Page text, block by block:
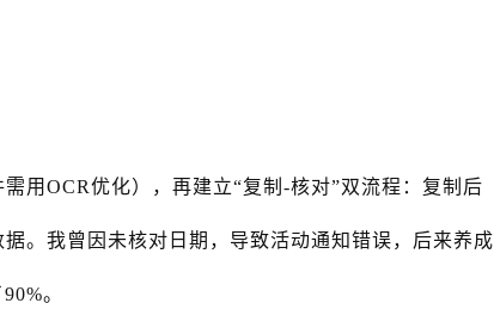
用OCR优化），再建立“复制-核对”双流程：复制后
。我曾因未核对日期，导致活动通知错误，后来养成
。